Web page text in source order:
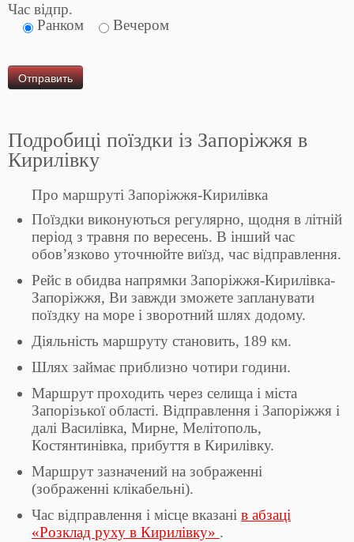
Час відпр.
Ранком
Вечером
Подробиці поїздки із Запоріжжя в
Кирилівку
Про маршруті Запоріжжя-Кирилівка
Поїздки виконуються регулярно, щодня в літній
період з травня по вересень. В інший час
обов’язково уточнюйте виїзд, час відправлення.
Рейс в обидва напрямки Запоріжжя-Кирилівка-
Запоріжжя, Ви завжди зможете запланувати
поїздку на море і зворотний шлях додому.
Діяльність маршруту становить, 189 км.
Шлях займає приблизно чотири години.
Маршрут проходить через селища і міста
Запорізької області. Відправлення і Запоріжжя і
далі Василівка, Мирне, Мелітополь,
Костянтинівка, прибуття в Кирилівку.
Маршрут зазначений на зображенні
(зображенні клікабельні).
Час відправлення і місце вказані в абзаці
«Розклад руху в Кирилівку» .